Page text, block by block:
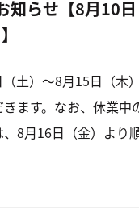
知らせ【8月10
土）～8月15日（木
ます。なお、休業中
8月16日（金）より